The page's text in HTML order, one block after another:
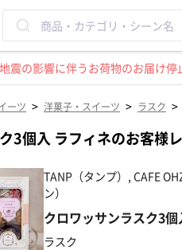
震の影響に伴うお荷物のお届け
ーツ > 洋菓子・スイーツ > ラスク >
3個入 ラフィネのお客様
TANP（タンプ）, CAFE
ン）
クロワッサンラスク3
ラスク